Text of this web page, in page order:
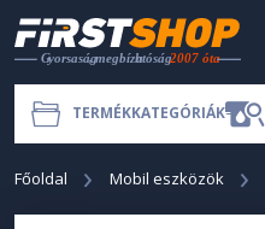
TERMÉKKATEGÓRIÁK
Főoldal Mobil eszközök